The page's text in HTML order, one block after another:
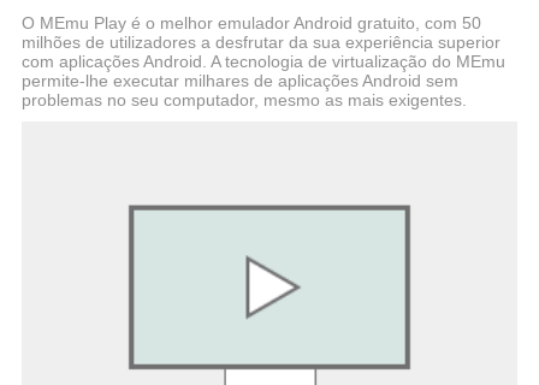
O MEmu Play é o melhor emulador Android gratuito, com 50
milhões de utilizadores a desfrutar da sua experiência superior
com aplicações Android. A tecnologia de virtualização do MEmu
permite-lhe executar milhares de aplicações Android sem
problemas no seu computador, mesmo as mais exigentes.